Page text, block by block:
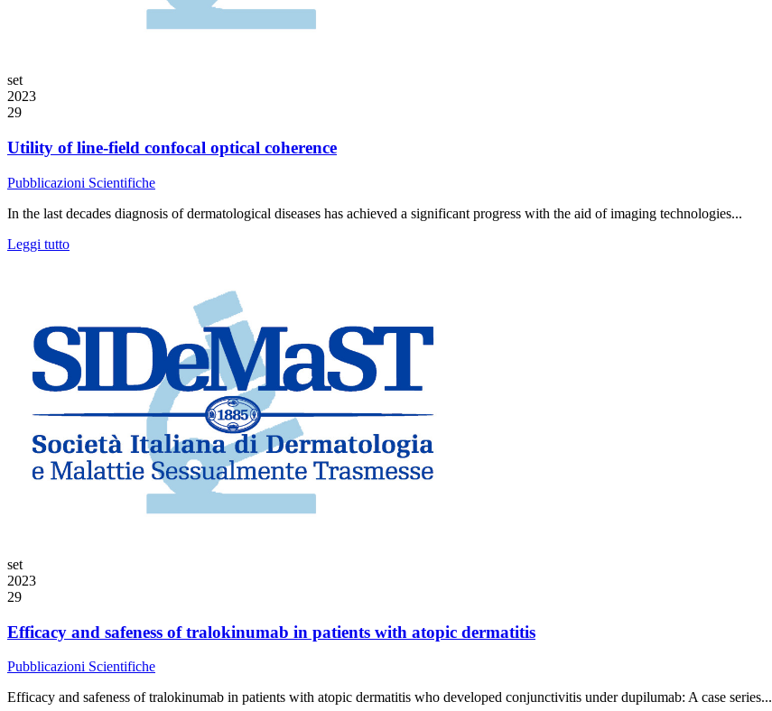
set
2023
29
Utility of line-field confocal optical coherence
Pubblicazioni Scientifiche
In the last decades diagnosis of dermatological diseases has achieved a significant progress with the aid of imaging technologies...
Leggi tutto
set
2023
29
Efficacy and safeness of tralokinumab in patients with atopic dermatitis
Pubblicazioni Scientifiche
Efficacy and safeness of tralokinumab in patients with atopic dermatitis who developed conjunctivitis under dupilumab: A case series...